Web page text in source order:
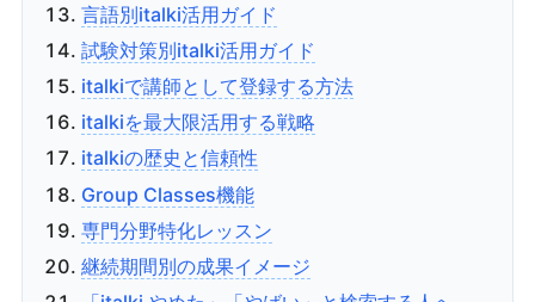
言語別italki活用ガイド
試験対策別italki活用ガイド
italkiで講師として登録する方法
italkiを最大限活用する戦略
italkiの歴史と信頼性
Group Classes機能
専門分野特化レッスン
継続期間別の成果イメージ